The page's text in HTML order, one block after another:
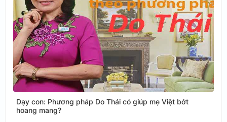
Dạy con: Phương pháp Do Thái có giúp mẹ Việt bớt
hoang mang?